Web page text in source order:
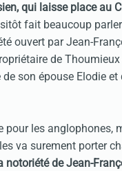
qui laisse place au
fait beaucoup parler
ouvert par Jean-
de
de son épouse Elodie
pour les anglophones,
va surement porter
notoriété de Jean-